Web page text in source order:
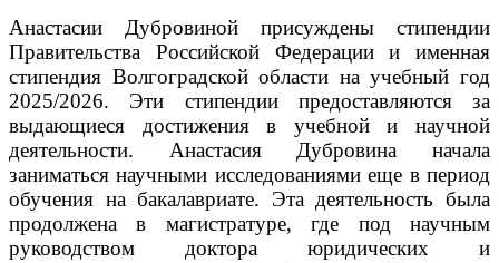
Анастасии Дубровиной присуждены стипендии
Правительства Российской Федерации и именная
стипендия Волгоградской области на учебный год
2025/2026. Эти стипендии предоставляются за
выдающиеся достижения в учебной и научной
деятельности. Анастасия Дубровина начала
заниматься научными исследованиями еще в период
обучения на бакалавриате. Эта деятельность была
продолжена в магистратуре, где под научным
руководством доктора юридических и